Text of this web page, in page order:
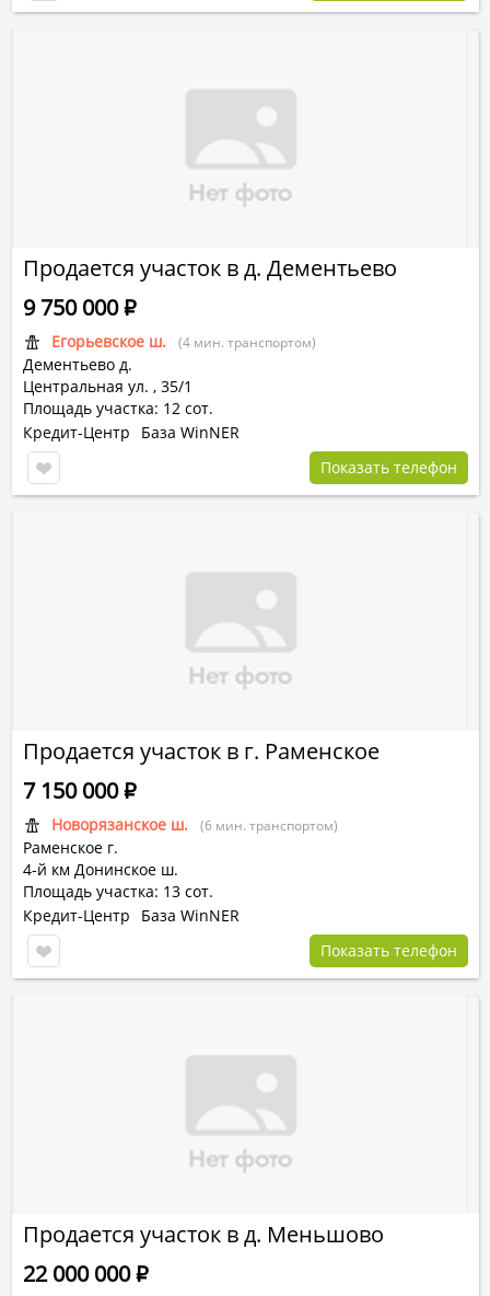
Продается участок в д. Дементьево
Егорьевское ш. (4 мин. транспортом)
Дементьево д.
Центральная ул. , 35/1
Площадь участка: 12 сот.
9 750 000Р
Кредит-Центр
База WinNER
Показать телефон
Продается участок в г. Раменское
Новорязанское ш. (6 мин. транспортом)
Раменское г.
4-й км Донинское ш.
Площадь участка: 13 сот.
7 150 000Р
Кредит-Центр
База WinNER
Показать телефон
Продается участок в д. Меньшово
22 000 000Р